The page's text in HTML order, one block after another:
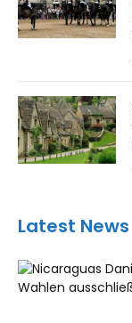
Latest News